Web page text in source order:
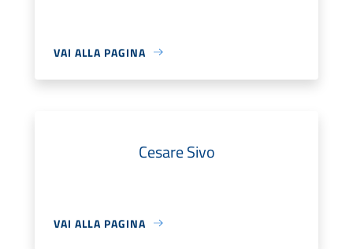
VAI ALLA PAGINA
Cesare Sivo
VAI ALLA PAGINA